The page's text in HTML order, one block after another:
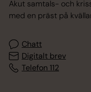
Akut samtals- och
med en präst på
Chatt
Digitalt brev
Telefon 112